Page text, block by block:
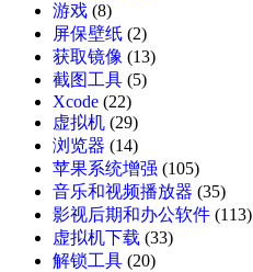
游戏 (8)
屏保壁纸 (2)
获取镜像 (13)
截图工具 (5)
Xcode (22)
虚拟机 (29)
浏览器 (14)
苹果系统增强 (105)
音乐和视频播放器 (35)
影视后期和办公软件 (113)
虚拟机下载 (33)
解锁工具 (20)